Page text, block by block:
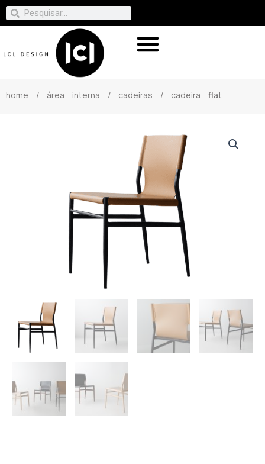
home / área interna / cadeiras / cadeira flat